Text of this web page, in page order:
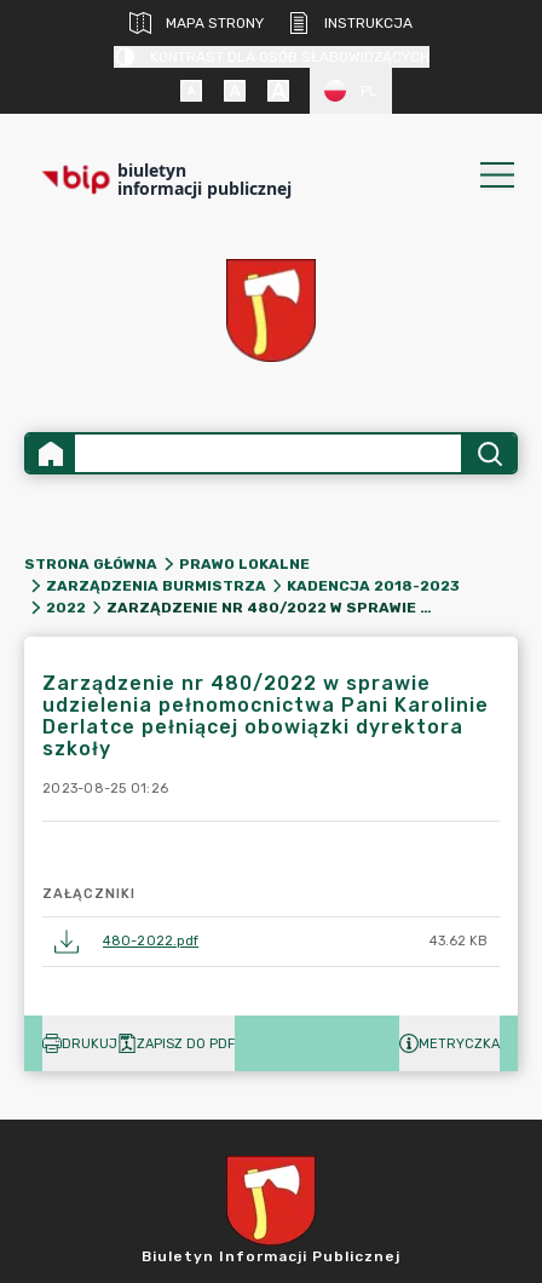
MAPA STRONY
INSTRUKCJA
biuletyn
informacji publicznej
STRONA GŁÓWNA
PRAWO LOKALNE
ZARZĄDZENIA BURMISTRZA
KADENCJA 2018-2023
2022
ZARZĄDZENIE NR 480/2022 W SPRAWIE UDZIELENIA PEŁNOMOCNICTWA PANI KAROLINIE DERLATCE PEŁNIĄCEJ OBOWIĄZKI DYREKTORA SZKOŁY
Zarządzenie nr 480/2022 w sprawie
udzielenia pełnomocnictwa Pani Karolinie
Derlatce pełniącej obowiązki dyrektora
szkoły
2023-08-25 01:26
ZAŁĄCZNIKI
480-2022.pdf 43.62 KB
DRUKUJ ZAPISZ DO PDF METRYCZKA
Biuletyn Informacji Publicznej